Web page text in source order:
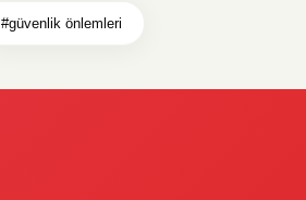
#güvenlik önlemleri